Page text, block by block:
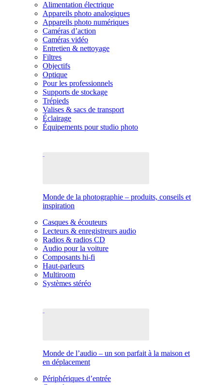
Alimentation électrique
Appareils photo analogiques
Appareils photo numériques
Caméras d’action
Caméras vidéo
Entretien & nettoyage
Filtres
Objectifs
Optique
Pour les professionnels
Supports de stockage
Trépieds
Valises & sacs de transport
Éclairage
Équipements pour studio photo
Monde de la photographie – produits, conseils et
inspiration
Casques & écouteurs
Lecteurs & enregistreurs audio
Radios & radios CD
Audio pour la voiture
Composants hi-fi
Haut-parleurs
Multiroom
Systèmes stéréo
Monde de l’audio – un son parfait à la maison et
en déplacement
Périphériques d’entrée